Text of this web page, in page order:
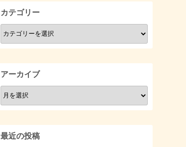
カテゴリー
カ
テ
ー
アーカイブ
ア
ー
ブ
最近の投稿